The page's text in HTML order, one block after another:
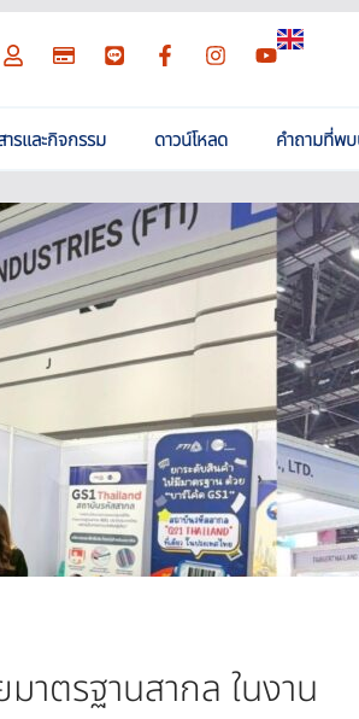
ารและกิจกรรม ดาวน์โหลด คำถามที่พ
ตรฐานสากล ในงาน